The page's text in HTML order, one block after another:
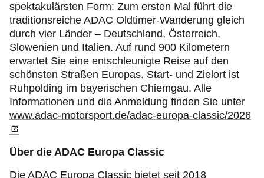
spektakulärsten Form: Zum ersten Mal führt die
traditionsreiche ADAC Oldtimer-Wanderung gleich
durch vier Länder – Deutschland, Österreich,
Slowenien und Italien. Auf rund 900 Kilometern
erwartet Sie eine entschleunigte Reise auf den
schönsten Straßen Europas. Start- und Zielort ist
Ruhpolding im bayerischen Chiemgau. Alle
Informationen und die Anmeldung finden Sie unter
www.adac-motorsport.de/adac-europa-classic/2026
Über die ADAC Europa Classic
Die ADAC Europa Classic bietet seit 2018